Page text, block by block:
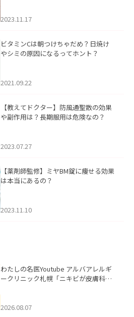
2023.11.17
ビタミンCは朝つけちゃだめ？日焼け
やシミの原因になるってホント？
2021.09.22
【教えてドクター】防風通聖散の効果
や副作用は？長期服用は危険なの？
2023.07.27
【薬剤師監修】ミヤBM錠に痩せる効果
は本当にあるの？
2023.11.10
わたしの名医Youtube アルバアレルギ
ークリニック札幌「ニキビが皮膚科で
ました。
2026.08.07